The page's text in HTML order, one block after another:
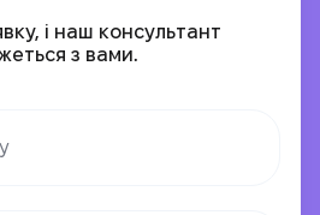
і наш консультант
з вами.